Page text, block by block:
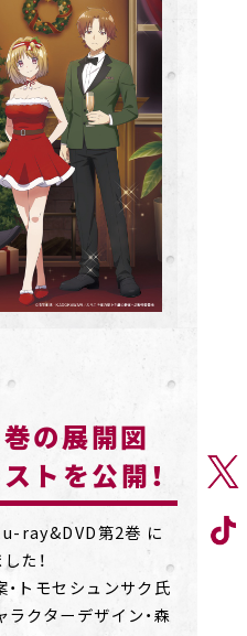
の展開図
トを公開！
ray&DVD第2巻 に
た！
トモセシュンサク氏
クターデザイン・森